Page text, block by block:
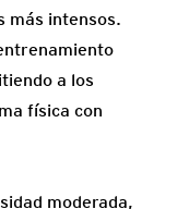
más intensos.
a los
física con
moderada,